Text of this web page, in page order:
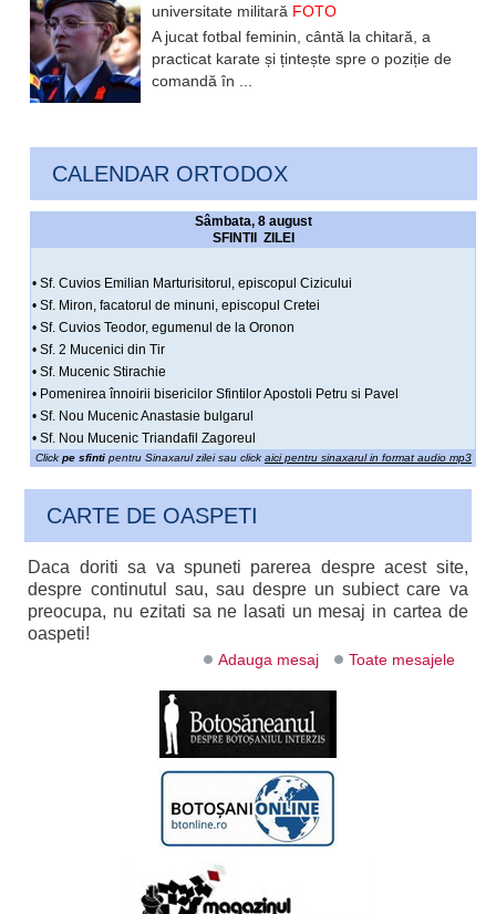
universitate militară FOTO
A jucat fotbal feminin, cântă la chitară, a
practicat karate și țintește spre o poziție de
comandă în ...
CALENDAR ORTODOX
Sâmbata, 8 august
SFINTII ZILEI
• Sf. Cuvios Emilian Marturisitorul, episcopul Cizicului
• Sf. Miron, facatorul de minuni, episcopul Cretei
• Sf. Cuvios Teodor, egumenul de la Oronon
• Sf. 2 Mucenici din Tir
• Sf. Mucenic Stirachie
• Pomenirea înnoirii bisericilor Sfintilor Apostoli Petru si Pavel
• Sf. Nou Mucenic Anastasie bulgarul
• Sf. Nou Mucenic Triandafil Zagoreul
Click pe sfintipentru Sinaxarul zilei sau click aici pentru sinaxarul in format audio mp3
CARTE DE OASPETI
Daca doriti sa va spuneti parerea despre acest site,
despre continutul sau, sau despre un subiect care va
preocupa, nu ezitati sa ne lasati un mesaj in cartea de
oaspeti!
Adauga mesaj Toate mesajele